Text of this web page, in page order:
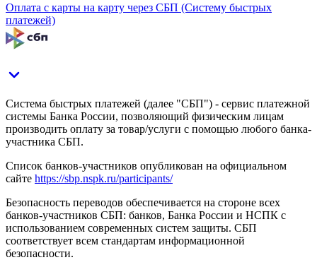
Оплата с карты на карту через СБП (Систему быстрых
платежей)
Система быстрых платежей (далее "СБП") - сервис платежной
системы Банка России, позволяющий физическим лицам
производить оплату за товар/услуги с помощью любого банка-
участника СБП.
Список банков-участников опубликован на официальном
сайте https://sbp.nspk.ru/participants/
Безопасность переводов обеспечивается на стороне всех
банков-участников СБП: банков, Банка России и НСПК с
использованием современных систем защиты. СБП
соответствует всем стандартам информационной
безопасности.